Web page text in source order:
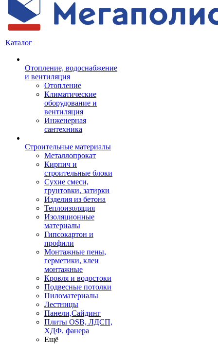
Каталог
Отопление, водоснабжение
и вентиляция
Отопление
Климатические
оборудование и
вентиляция
Инженерная
сантехника
Строительные материалы
Металлопрокат
Кирпич и
строительные блоки
Сухие смеси,
грунтовки, затирки
Изделия из бетона
Теплоизоляция
Изоляционные
материалы
Гипсокартон и
профили
Монтажные пены,
герметики, клеи
монтажные
Кровля и водостоки
Подвесные потолки
Пиломатериалы
Лестницы
Панели,Сайдинг
Плиты OSB, ЛДСП,
ХДФ, фанера
Ещё